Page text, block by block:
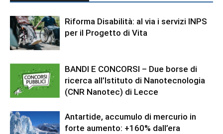
Riforma Disabilità: al via i servizi INPS
per il Progetto di Vita
BANDI E CONCORSI – Due borse di
ricerca all’Istituto di Nanotecnologia
(CNR Nanotec) di Lecce
Antartide, accumulo di mercurio in
forte aumento: +160% dall’era